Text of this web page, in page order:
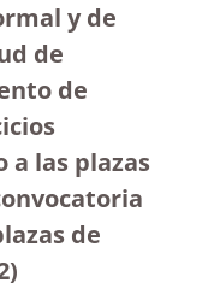
y de
de
de
a las plazas
de